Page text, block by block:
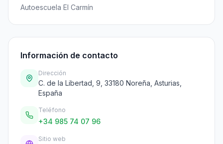
Autoescuela El Carmín
Información de contacto
Dirección
C. de la Libertad, 9, 33180 Noreña, Asturias,
España
Teléfono
+34 985 74 07 96
Sitio web